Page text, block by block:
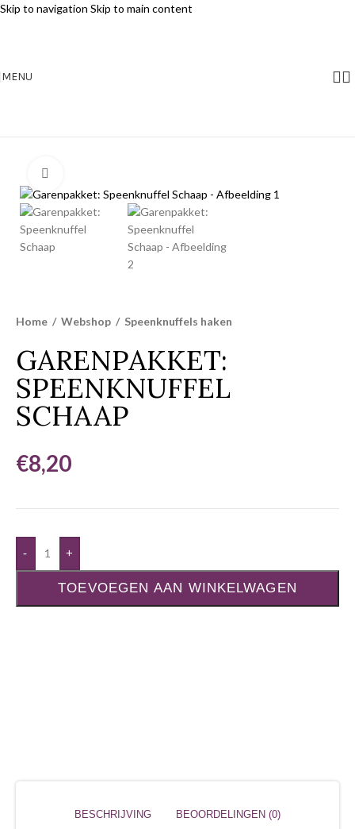
Skip to navigation Skip to main content
MENU
Home / Webshop / Speenknuffels haken
GARENPAKKET:
SPEENKNUFFEL
SCHAAP
€8,20
- +
TOEVOEGEN AAN WINKELWAGEN
BESCHRIJVING BEOORDELINGEN (0)